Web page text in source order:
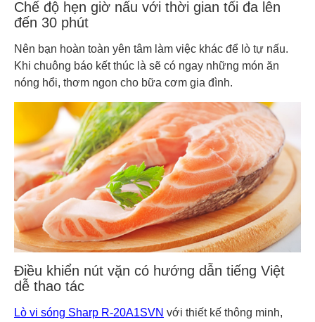
Chế độ hẹn giờ nấu với thời gian tối đa lên
đến 30 phút
Nên bạn hoàn toàn yên tâm làm việc khác để lò tự nấu.
Khi chuông báo kết thúc là sẽ có ngay những món ăn
nóng hổi, thơm ngon cho bữa cơm gia đình.
Điều khiển nút vặn có hướng dẫn tiếng Việt
dễ thao tác
Lò vi sóng Sharp R-20A1SVN với thiết kế thông minh,